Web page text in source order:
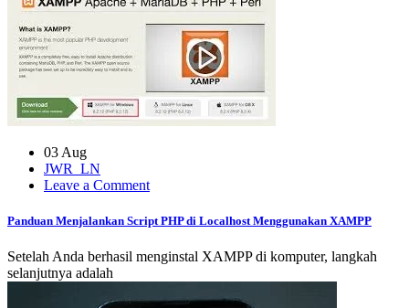
03 Aug
JWR_LN
Leave a Commenton
Menjalankan
PHP
di
Localhost
Menggunakan
Panduan Menjalankan Script PHP di Localhost Menggunakan XAMPP
Setelah Anda berhasil menginstal XAMPP di komputer, langkah
selanjutnya adalah